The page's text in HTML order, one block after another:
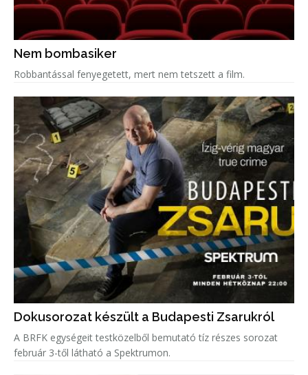
Nem bombasiker
Robbantással fenyegetett, mert nem tetszett a film.
Dokusorozat készült a Budapesti Zsarukról
A BRFK egységeit testközelből bemutató tíz részes sorozat
február 3-től látható a Spektrumon.